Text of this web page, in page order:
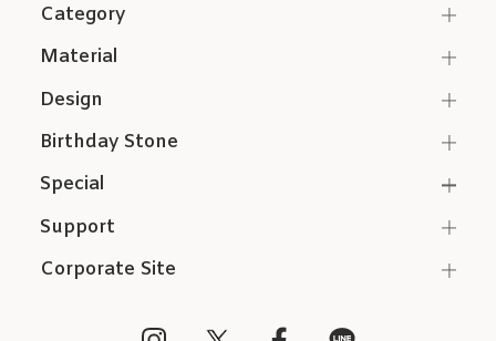
Category
Support
Corporate Site
Material
Design
Birthday Stone
Special